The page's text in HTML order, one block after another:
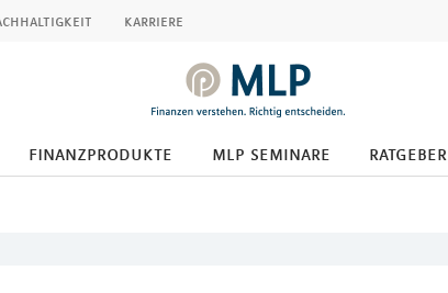
karriere
finanzprodukte mlp seminare ratgeber